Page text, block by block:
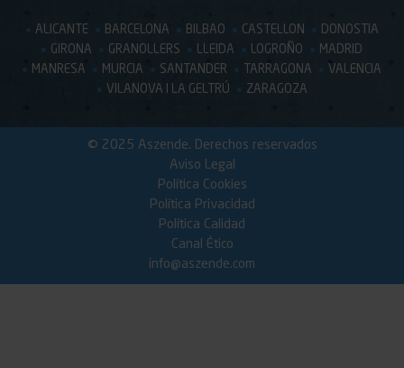
ALICANTE BARCELONA BILBAO CASTELLON
DONOSTIA
GIRONA
GRANOLLERS LLEIDA LOGROÑO
MADRID
MANRESA
MURCIA SANTANDER TARRAGONA
VALENCIA
VILANOVA I LA GELTRÚ
ZARAGOZA
© 2025 Aszende. Derechos reservados
Aviso Legal
Política Cookies
Política Privacidad
Política Calidad
Canal Ético
info@aszende.com